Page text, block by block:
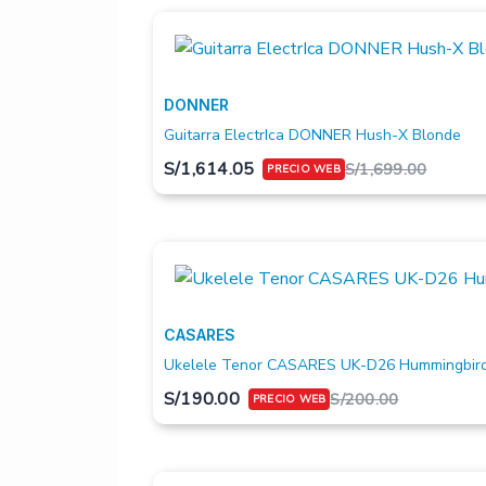
DONNER
Guitarra ElectrIca DONNER Hush-X Blonde
S/1,699.00
S/1,614.05
CASARES
Ukelele Tenor CASARES UK-D26
S/200.00
S/190.00